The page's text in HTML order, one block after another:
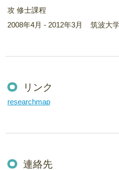
攻 修士課程
2008年4月 - 2012年3月 筑波大
リンク
researchmap
連絡先